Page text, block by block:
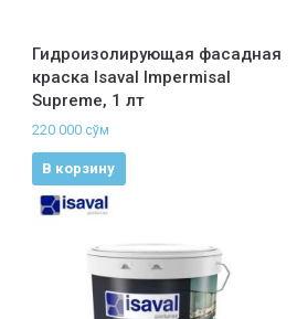
Гидроизолирующая фасадная
краска Isaval Impermisal
Supreme, 1 лт
220 000 сўм
В корзину